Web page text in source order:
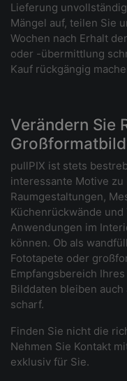
Lieferung
Mängel auf, teilen Sie
Wochen nach Erhalt
oder -übermittlung
Kauf rückgängig
Verändern Sie
pullPIX ist stets
interessante Motive
Raumgestaltungen,
Küchenrückwände
Anwendungen im
können. Ob als
Fototapete oder
Empfangsbereich
Bilddaten bleiben
scharf.
Finden Sie nicht die
Nehmen Sie Kontakt
exklusiv für Sie.